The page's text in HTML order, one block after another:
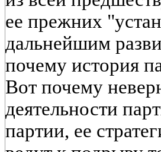
ее прежних
дальнейшим
почему история
Вот почему
деятельности
партии, ее